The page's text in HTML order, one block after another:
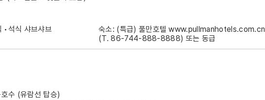
•석식 샤브샤브 숙소: (특급) 풀만호텔www.pullmanhotels.com.cn
(T. 86-744-888-8888) 또는 동급
수 (유람선 탑승)